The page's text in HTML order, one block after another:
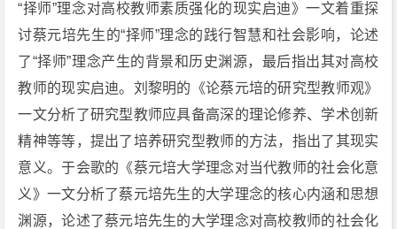
“择师”理念对高校教师素质强化的现实启迪》一文着重探
讨蔡元培先生的“择师”理念的践行智慧和社会影响，论述
了“择师”理念产生的背景和历史渊源，最后指出其对高校
教师的现实启迪。刘黎明的《论蔡元培的研究型教师观》
一文分析了研究型教师应具备高深的理论修养、学术创新
精神等等，提出了培养研究型教师的方法，指出了其现实
意义。于会歌的《蔡元培大学理念对当代教师的社会化意
义》一文分析了蔡元培先生的大学理念的核心内涵和思想
渊源，论述了蔡元培先生的大学理念对高校教师的社会化